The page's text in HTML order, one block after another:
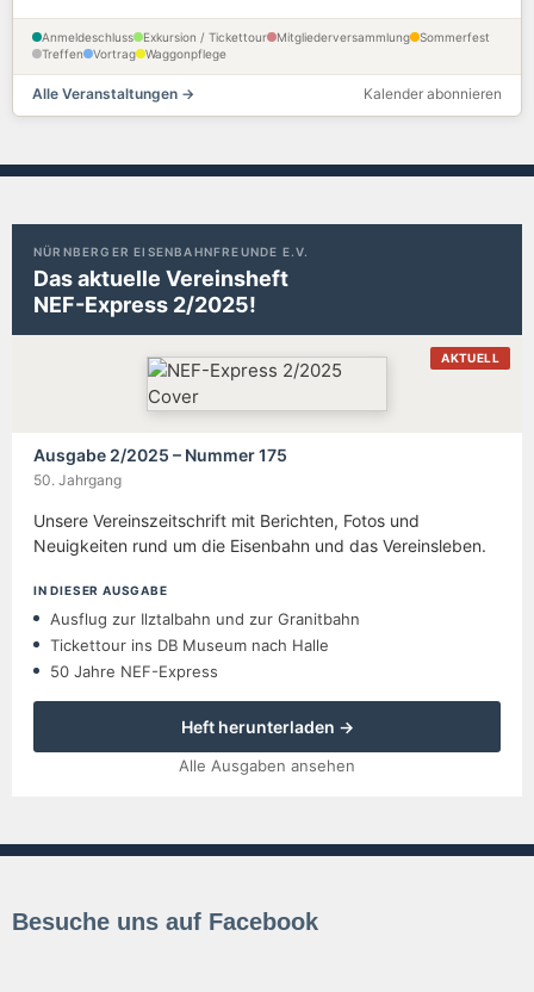
Anmeldeschluss Exkursion / Tickettour Mitgliederversammlung
Sommerfest
Treffen
Vortrag Waggonpflege
Alle Veranstaltungen → Kalender abonnieren
NÜRNBERGER EISENBAHNFREUNDE E.V.
Das aktuelle Vereinsheft
NEF-Express 2/2025!
AKTUELL
Ausgabe 2/2025 – Nummer 175
50. Jahrgang
Unsere Vereinszeitschrift mit Berichten, Fotos und
Neuigkeiten rund um die Eisenbahn und das Vereinsleben.
IN DIESER AUSGABE
Ausflug zur Ilztalbahn und zur Granitbahn
Tickettour ins DB Museum nach Halle
50 Jahre NEF-Express
Heft herunterladen →
Alle Ausgaben ansehen
Besuche uns auf Facebook